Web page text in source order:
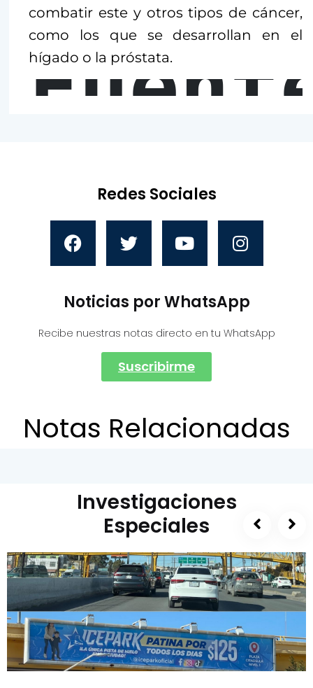
combatir este y otros tipos de cáncer,
como los que se desarrollan en el
hígado o la próstata.
Redes Sociales
Noticias por WhatsApp
Recibe nuestras notas directo en tu WhatsApp
Suscribirme
Notas Relacionadas
Investigaciones
Especiales